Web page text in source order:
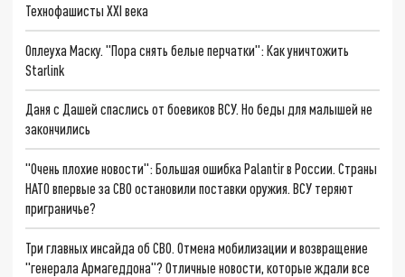
Технофашисты XXI века
Оплеуха Маску. "Пора снять белые перчатки": Как уничтожить
Starlink
Даня с Дашей спаслись от боевиков ВСУ. Но беды для малышей не
закончились
"Очень плохие новости": Большая ошибка Palantir в России. Страны
НАТО впервые за СВО остановили поставки оружия. ВСУ теряют
приграничье?
Три главных инсайда об СВО. Отмена мобилизации и возвращение
"генерала Армагеддона"? Отличные новости, которые ждали все